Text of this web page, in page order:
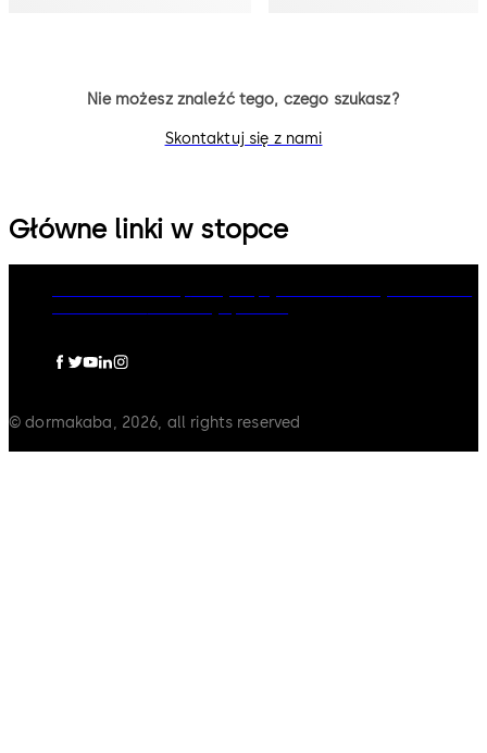
Nie możesz znaleźć tego, czego szukasz?
Skontaktuj się z nami
Główne linki w stopce
© dormakaba, 2026, all rights reserved